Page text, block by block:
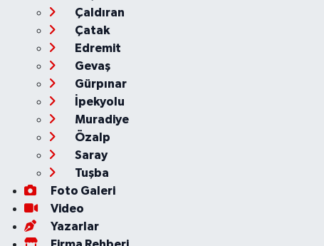
Çaldıran
Çatak
Edremit
Gevaş
Gürpınar
İpekyolu
Muradiye
Özalp
Saray
Tuşba
Foto Galeri
Video
Yazarlar